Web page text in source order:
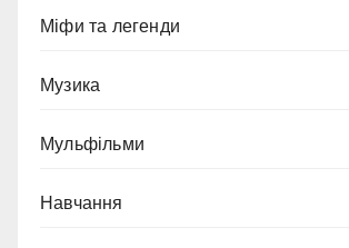
Міфи та легенди
Музика
Мульфільми
Навчання